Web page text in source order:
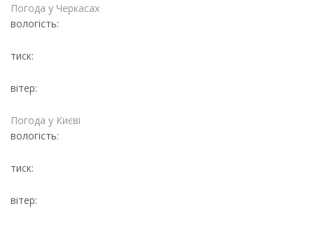
Погода у Черкасах
вологість:
тиск:
вітер:
Погода у Києві
вологість:
тиск:
вітер: